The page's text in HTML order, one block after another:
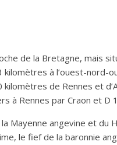
de la Bretagne, mais
à l’ouest-nord-
de Rennes et
à Rennes par Craon et D
Mayenne angevine et du
le fief de la baronnie